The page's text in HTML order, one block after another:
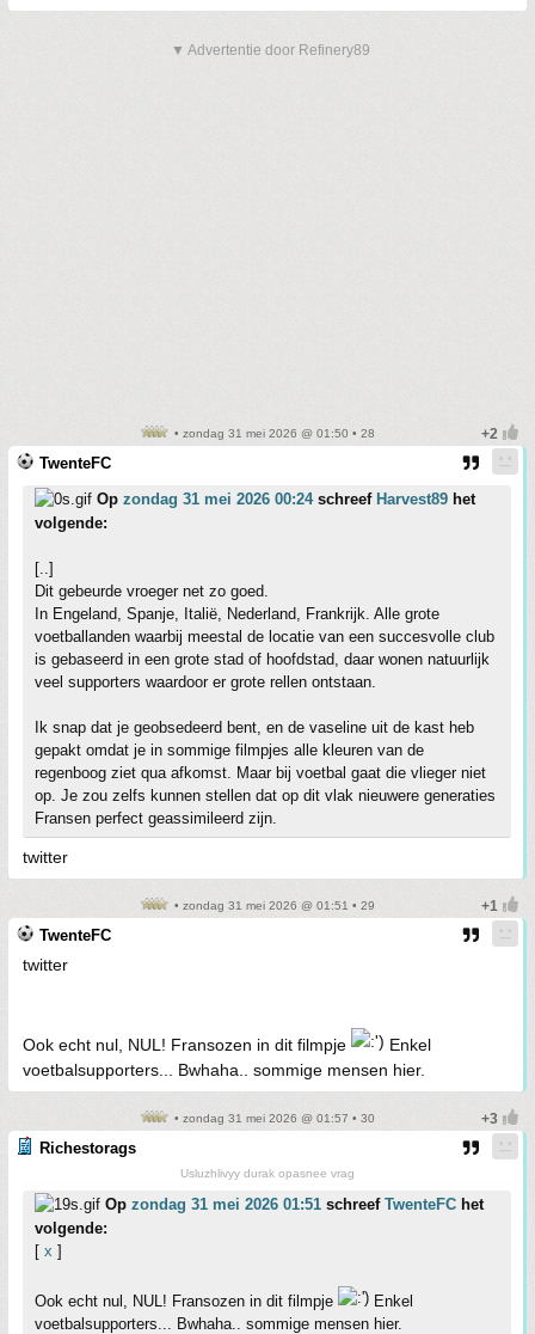
▼ Advertentie door Refinery89
• zondag 31 mei 2026 @ 01:50 • 28
TwenteFC
Op zondag 31 mei 2026 00:24schreef Harvest89 het
volgende:
[..]
Dit gebeurde vroeger net zo goed.
In Engeland, Spanje, Italië, Nederland, Frankrijk. Alle grote
voetballanden waarbij meestal de locatie van een succesvolle club
is gebaseerd in een grote stad of hoofdstad, daar wonen natuurlijk
veel supporters waardoor er grote rellen ontstaan.
Ik snap dat je geobsedeerd bent, en de vaseline uit de kast heb
gepakt omdat je in sommige filmpjes alle kleuren van de
regenboog ziet qua afkomst. Maar bij voetbal gaat die vlieger niet
op. Je zou zelfs kunnen stellen dat op dit vlak nieuwere generaties
Fransen perfect geassimileerd zijn.
twitter
• zondag 31 mei 2026 @ 01:51 • 29
TwenteFC
twitter
Ook echt nul, NUL! Fransozen in dit filmpje
Enkel
voetbalsupporters... Bwhaha.. sommige mensen hier.
• zondag 31 mei 2026 @ 01:57 • 30
Richestorags
Usluzhlivyy durak opasnee vrag
Op zondag 31 mei 2026 01:51 schreef TwenteFC het
volgende:
[ x ]
Ook echt nul, NUL! Fransozen in dit filmpje
Enkel
voetbalsupporters... Bwhaha.. sommige mensen hier.